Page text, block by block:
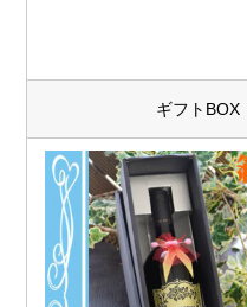
ギフトBOX